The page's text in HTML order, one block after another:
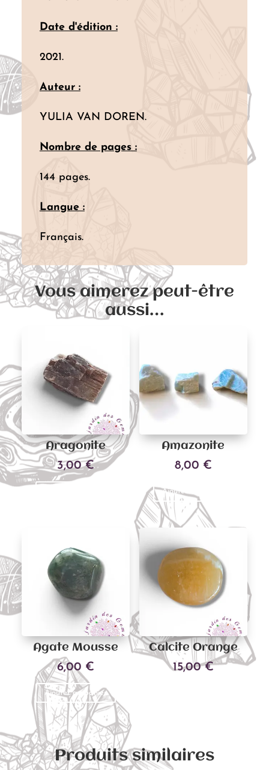
Date d'édition :
2021.
Auteur :
YULIA VAN DOREN.
Nombre de pages :
144 pages.
Langue :
Français.
Vous aimerez peut-être
aussi…
Aragonite
3,00€
Amazonite
8,00 €
Ajouter au panier
Agate Mousse
6,00 €
Ajouter au panier
Calcite Orange
15,00€
Produits similaires